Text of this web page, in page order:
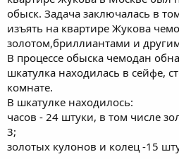
обыск. Задача заключалась в
изъять на квартире Жукова
золотом,бриллиантами и
В процессе обыска чемодан
шкатулка находилась в сейфе,
комнате.
В шкатулке находилось:
часов - 24 штуки, в том числе
3;
золотых кулонов и колец -15